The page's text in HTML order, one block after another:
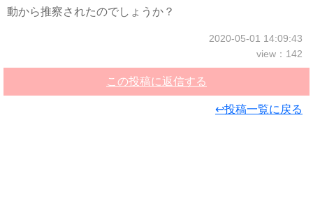
動から推察されたのでしょうか？
2020-05-01 14:09:43
view：142
この投稿に返信する
↩投稿一覧に戻る